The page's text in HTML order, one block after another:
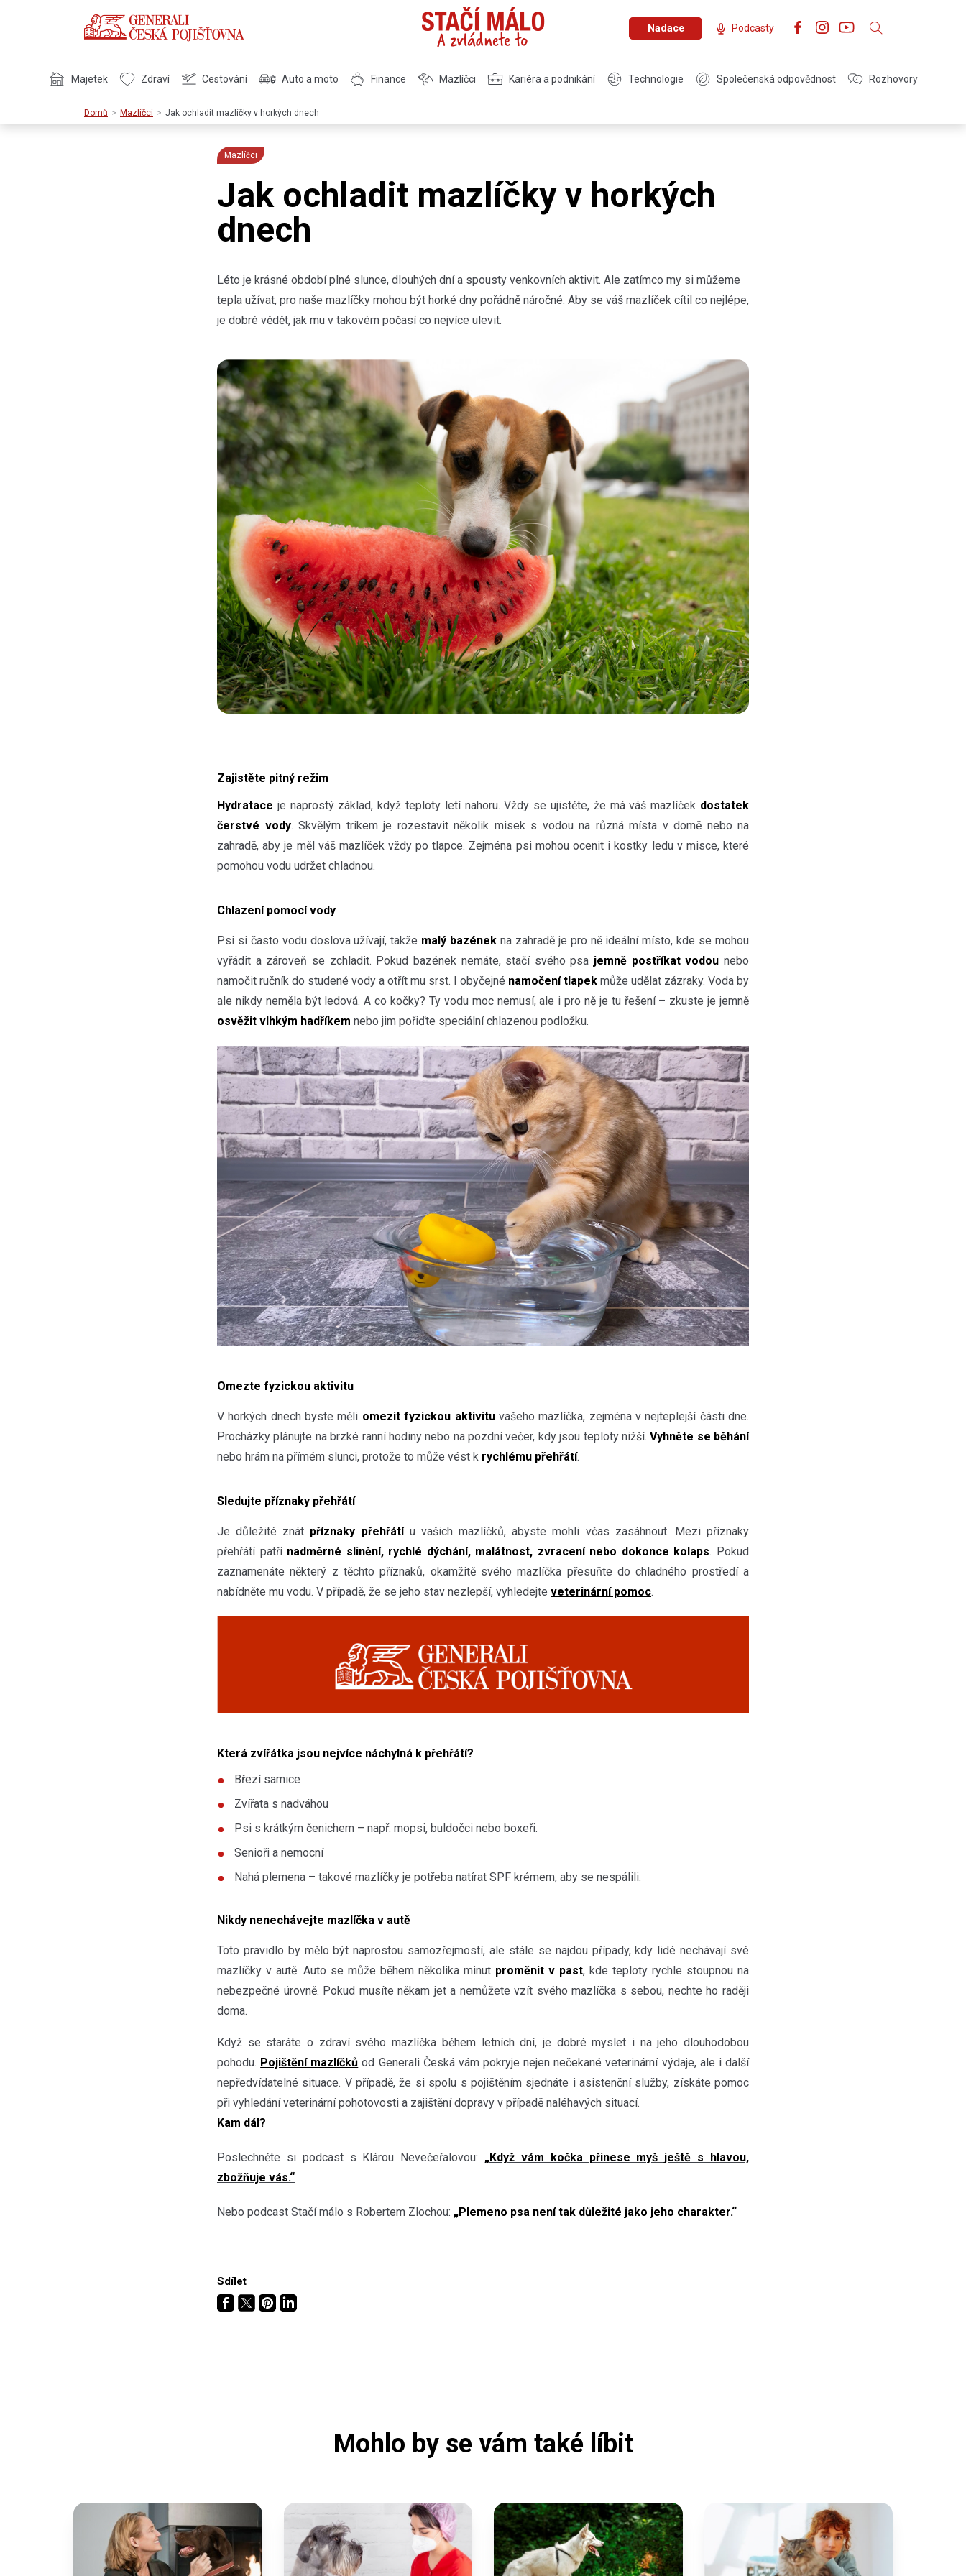
Nadace Podcasty
Majetek Zdraví Cestování Auto a moto Finance Mazlíčci Kariéra a podnikání Technologie Společenská odpovědnost Rozhovory
Domů Mazlíčci Jak ochladit mazlíčky v horkých dnech
Mazlíčci
Jak ochladit mazlíčky v horkých
dnech
Léto je krásné období plné slunce, dlouhých dní a spousty venkovních aktivit. Ale zatímco my si můžeme
tepla užívat, pro naše mazlíčky mohou být horké dny pořádně náročné. Aby se váš mazlíček cítil co nejlépe,
je dobré vědět, jak mu v takovém počasí co nejvíce ulevit.
Zajistěte pitný režim
Hydratace je naprostý základ, když teploty letí nahoru. Vždy se ujistěte, že má váš mazlíček dostatek
čerstvé vody. Skvělým trikem je rozestavit několik misek s vodou na různá místa v domě nebo na
zahradě, aby je měl váš mazlíček vždy po tlapce. Zejména psi mohou ocenit i kostky ledu v misce, které
pomohou vodu udržet chladnou.
Chlazení pomocí vody
Psi si často vodu doslova užívají, takže malý bazénekna zahradě je pro ně ideální místo, kde se mohou
vyřádit a zároveň se zchladit. Pokud bazének nemáte, stačí svého psa jemně postříkat vodounebo
namočit ručník do studené vody a otřít mu srst. I obyčejné namočení tlapek může udělat zázraky. Voda by
ale nikdy neměla být ledová. A co kočky? Ty vodu moc nemusí, ale i pro ně je tu řešení – zkuste je jemně
osvěžit vlhkým hadříkem nebo jim pořiďte speciální chlazenou podložku.
Omezte fyzickou aktivitu
V horkých dnech byste měli omezit fyzickou aktivituvašeho mazlíčka, zejména v nejteplejší části dne.
Procházky plánujte na brzké ranní hodiny nebo na pozdní večer, kdy jsou teploty nižší.Vyhněte se běhání
nebo hrám na přímém slunci, protože to může vést k rychlému přehřátí.
Sledujte příznaky přehřátí
Je důležité znát příznaky přehřátíu vašich mazlíčků, abyste mohli včas zasáhnout. Mezi příznaky
přehřátí patří nadměrné slinění, rychlé dýchání, malátnost, zvracení nebo dokonce kolaps. Pokud
zaznamenáte některý z těchto příznaků, okamžitě svého mazlíčka přesuňte do chladného prostředí a
nabídněte mu vodu. V případě, že se jeho stav nezlepší, vyhledejte veterinární pomoc.
Která zvířátka jsou nejvíce náchylná k přehřátí?
Březí samice
Zvířata s nadváhou
Psi s krátkým čenichem – např. mopsi, buldočci nebo boxeři.
Senioři a nemocní
Nahá plemena – takové mazlíčky je potřeba natírat SPF krémem, aby se nespálili.
Nikdy nenechávejte mazlíčka v autě
Toto pravidlo by mělo být naprostou samozřejmostí, ale stále se najdou případy, kdy lidé nechávají své
mazlíčky v autě. Auto se může během několika minut proměnit v past, kde teploty rychle stoupnou na
nebezpečné úrovně. Pokud musíte někam jet a nemůžete vzít svého mazlíčka s sebou, nechte ho raději
doma.
Když se staráte o zdraví svého mazlíčka během letních dní, je dobré myslet i na jeho dlouhodobou
pohodu. Pojištění mazlíčků od Generali Česká vám pokryje nejen nečekané veterinární výdaje, ale i další
nepředvídatelné situace. V případě, že si spolu s pojištěním sjednáte i asistenční služby, získáte pomoc
při vyhledání veterinární pohotovosti a zajištění dopravy v případě naléhavých situací.
Kam dál?
Poslechněte si podcast s Klárou Nevečeřalovou: „Když vám kočka přinese myš ještě s hlavou,
zbožňuje vás.“
Nebo podcast Stačí málo s Robertem Zlochou: „Plemeno psa není tak důležité jako jeho charakter.“
Sdílet
Mohlo by se vám také líbit